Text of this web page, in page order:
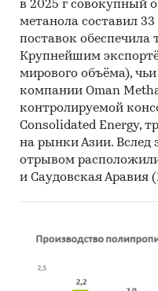
в 2025 г совокупный
метанола составил
поставок обеспечила
Крупнейшим
мирового объёма),
компании Oman
контролируемой
Consolidated Energy,
на рынки Азии.
отрывом
и Саудовская Аравия